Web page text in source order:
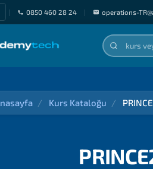
| 0850 460 28 24 | operations-
Kurs Kataloğu